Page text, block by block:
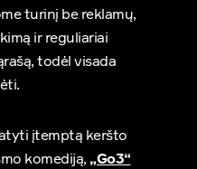
turinį be reklamų,
ir reguliariai
todėl visada
įtemptą keršto
komediją, „Go3“